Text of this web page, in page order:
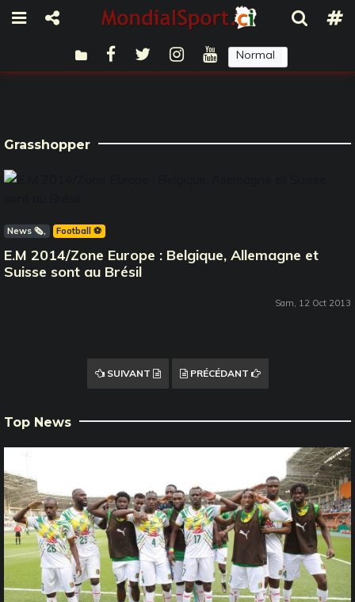
Normal
Grasshopper
News 🗞️ Football ⚽️
E.M 2014/Zone Europe : Belgique, Allemagne et
Suisse sont au Brésil
Sam, 12 Oct 2013
SUIVANT PRÉCÉDANT
Top News